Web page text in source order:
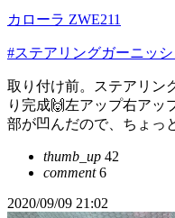
カローラ ZWE211
#ステアリングガーニッシ
取り付け前。ステアリン
り完成🙌左アップ右アッ
部が凹んだので、ちょっ
thumb_up 42
comment6
2020/09/09 21:02